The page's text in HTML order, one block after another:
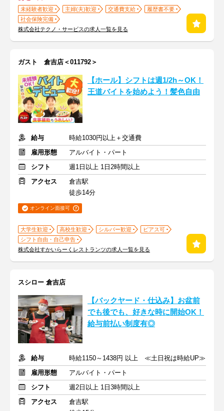
未経験者歓迎 主婦(夫)歓迎 交通費支給
履歴書不要
社会保険完備
株式会社テクノ・サービスの求人一覧を見る
ガスト 倉吉店＜011792＞
【ホール】シフトは週1/2h～OK！
王道バイトを始めよう！髪色自由
給与
時給1030円以上＋交通費
雇用形態
アルバイト・パート
シフト
週1日以上 1日2時間以上
アクセス
倉吉駅
徒歩14分
オンライン面接可
大学生歓迎 高校生歓迎 シルバー歓迎
ピアス可
シフト自由・自己申告
株式会社すかいらーくレストランツの求人一覧を見る
スシロー 倉吉店
【バックヤード・仕込み】お盆前
でも後でも、好きな時に開始OK！
給与前払い制度有◎
給与
時給1150～1438円 以上 ≪土日祝は時給UP≫
雇用形態
アルバイト・パート
シフト
週2日以上 1日3時間以上
アクセス
倉吉駅